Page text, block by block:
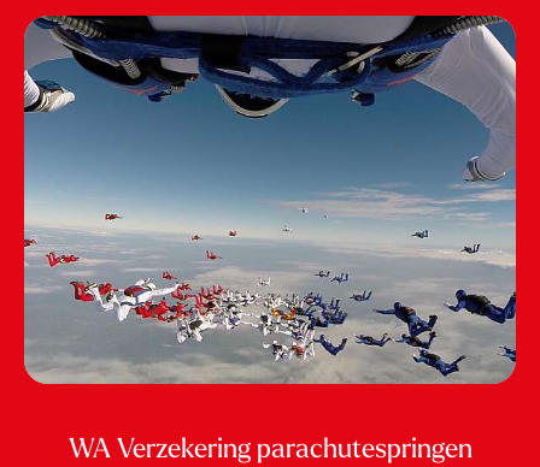
WA Verzekering parachutespringen